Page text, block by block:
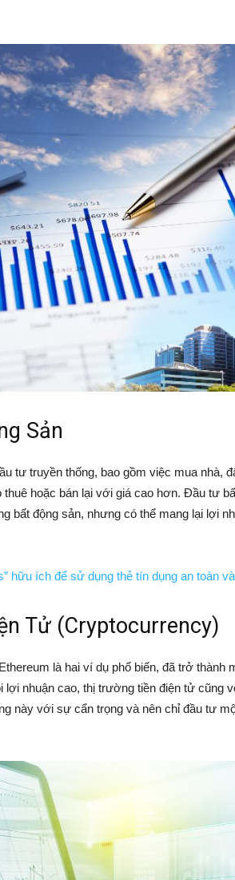
Sản
tư truyền thống, bao gồm việc mua nhà,
hoặc bán lại với giá cao hơn. Đầu tư
bất động sản, nhưng có thể mang lại lợi
hữu ích để sử dụng thẻ tín dụng an toàn
Tử (Cryptocurrency)
là hai ví dụ phổ biến, đã trở
lợi nhuận cao, thị trường tiền điện tử cũng
này với sự cẩn trọng và nên chỉ đầu tư